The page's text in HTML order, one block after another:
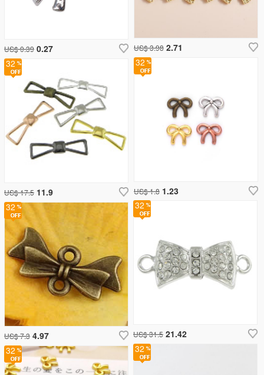
32
US$ 7.3 4.97
32
US$ 17.5 11.9
32
US$ 31.5 21.42
US$ 0.39 0.27 US$ 3.98 2.71
32
32
US$ 1.8 1.23
32